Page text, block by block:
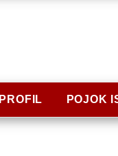
PROFIL POJOK